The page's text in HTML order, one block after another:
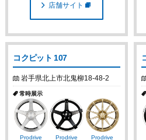
店舗サイト
コクピット 107
岩手県北上市北鬼柳18-48-2
常時展示
Prodrive
Prodrive
Prodrive